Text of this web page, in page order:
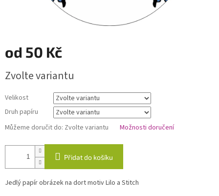
od 50 Kč
cena:
Zvolte variantu
Velikost
Druh papíru
Můžeme doručit do: Zvolte variantu Možnosti doručení
Přidat do košíku
Jedlý papír obrázek na dort motiv Lilo a Stitch